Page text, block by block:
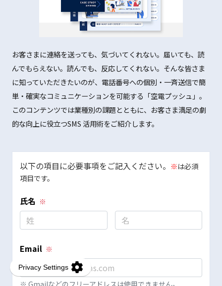
お客さまに連絡を送っても、気づいてくれない。届いても、読
んでもらえない。読んでも、反応してくれない。そんな皆さま
に知っていただきたいのが、電話番号への個別・一斉送信で簡
単・確実なコミュニケーションを可能する「空電プッシュ」。
このコンテンツでは業種別の課題とともに、お客さま満足の劇
的な向上に役立つSMS 活用術をご紹介します。